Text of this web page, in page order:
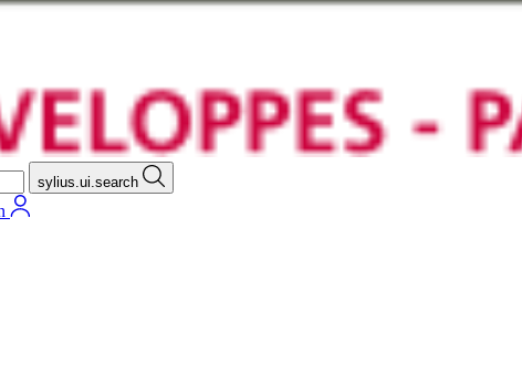
sylius.ui.search